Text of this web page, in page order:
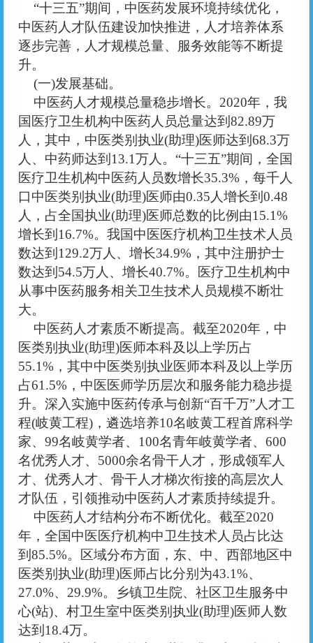
“十三五”期间，中医药发展环境持续优化，
中医药人才队伍建设加快推进，人才培养体系
逐步完善，人才规模总量、服务效能等不断提
升。
(一)发展基础。
中医药人才规模总量稳步增长。 2020年，我
国医疗卫生机构中医药人员总量达到82.89万
人，其中，中医类别执业(助理)医师达到68.3万
人、中药师达到13.1万人。“十三五”期间，全国
医疗卫生机构中医药人员数增长35.3%，每千人
口中医类别执业(助理)医师由0.35人增长到0.48
人，占全国执业(助理)医师总数的比例由15.1%
增长到16.7%。我国中医医疗机构卫生技术人员
数达到129.2万人、增长34.9%，其中注册护士
数达到54.5万人、增长40.7%。医疗卫生机构中
从事中医药服务相关卫生技术人员规模不断壮
大。
中医药人才素质不断提高。截至2020年，中
医类别执业(助理)医师本科及以上学历占
55.1%，其中中医类别执业医师本科及以上学历
占61.5%，中医医师学历层次和服务能力稳步提
升。深入实施中医药传承与创新“百千万”人才工
程(岐黄工程)，遴选培养10名岐黄工程首席科学
家、99名岐黄学者、100名青年岐黄学者、600
名优秀人才、5000余名骨干人才，形成领军人
才、优秀人才、骨干人才梯次衔接的高层次人
才队伍，引领推动中医药人才素质持续提升。
中医药人才结构分布不断优化。截至2020
年，全国中医医疗机构中卫生技术人员占比达
到85.5%。区域分布方面，东、中、西部地区中
医类别执业(助理)医师占比分别为43.1%、
27.0%、29.9%。乡镇卫生院、社区卫生服务中
心(站)、村卫生室中医类别执业(助理)医师人数
达到18.4万。